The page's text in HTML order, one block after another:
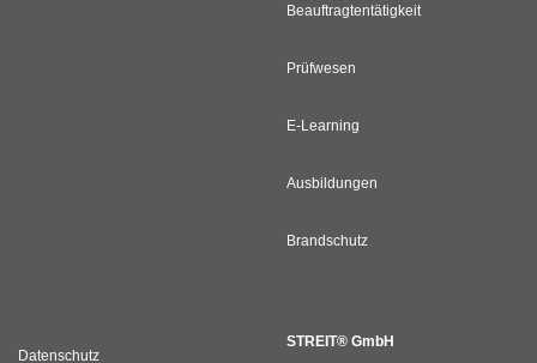
Beauftragtentätigkeit
Prüfwesen
E-Learning
Ausbildungen
Brandschutz
Datenschutz
STREIT® GmbH